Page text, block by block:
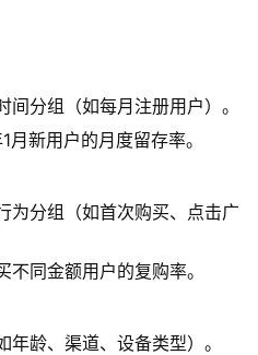
间分组（如每月注册用户）。
月新用户的月度留存率。
为分组（如首次购买、点击广
不同金额用户的复购率。
年龄、渠道、设备类型）。